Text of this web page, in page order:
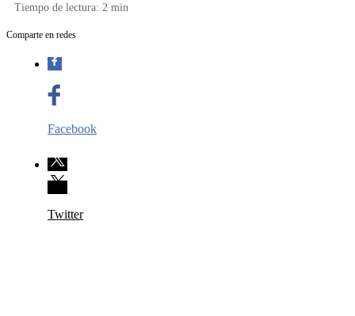
Tiempo de lectura: 2 min
Comparte en redes
Facebook
Twitter